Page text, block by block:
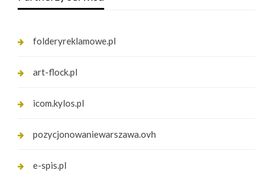
folderyreklamowe.pl
art-flock.pl
icom.kylos.pl
pozycjonowaniewarszawa.ovh
e-spis.pl